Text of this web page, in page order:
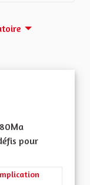
pour
solidarités, les soins